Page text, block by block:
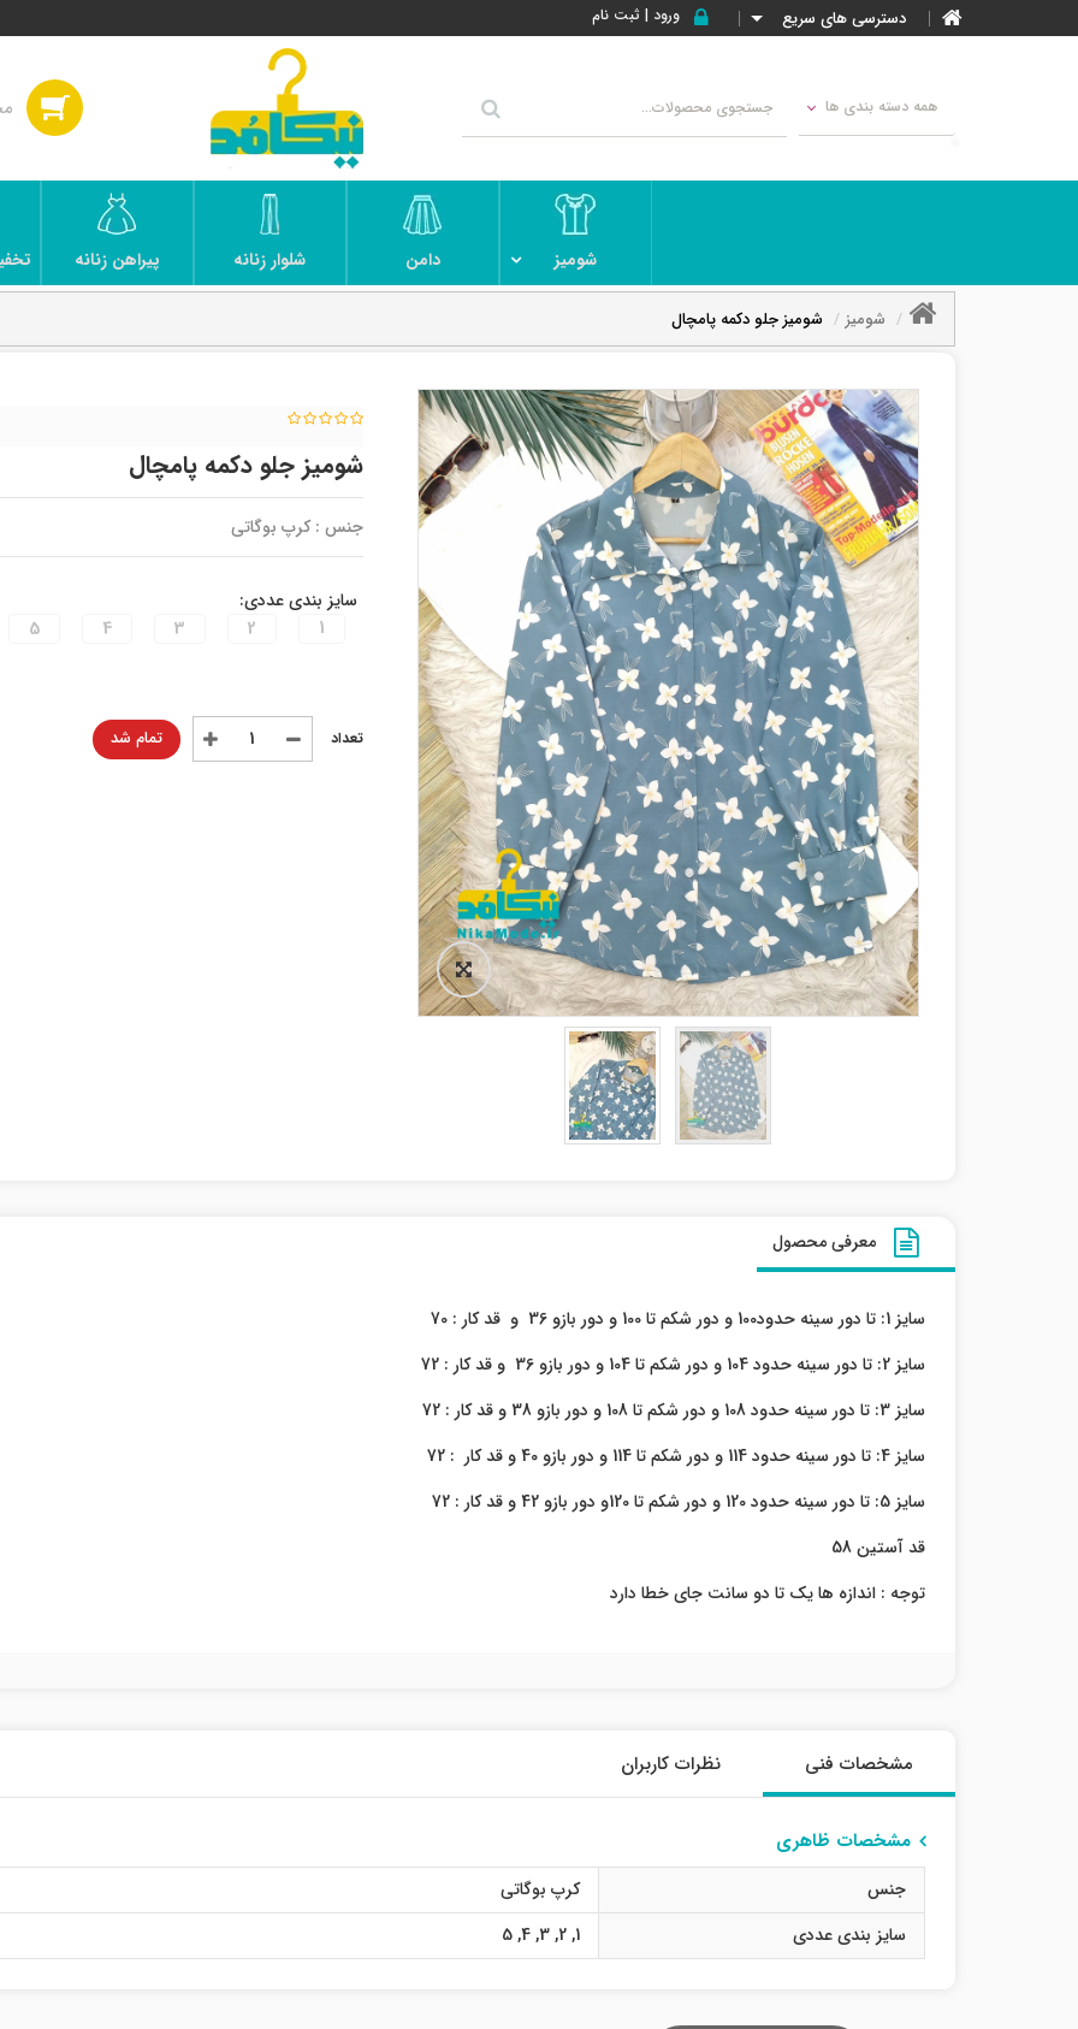
دسترسی های سریع ورود | ثبت نام
همه دسته بندی ها
شومیز دامن شلوار زنانه پیراهن زنانه
شومیز شومیز جلو دکمه پامچال
شومیز جلو دکمه پامچال
جنس : کرپ بوگاتی
سایز بندی عددی:
1
2
3
4
5
تمام شد
معرفی محصول
سایز 1: تا دور سینه حدود100 و دور شکم تا 100 و دور بازو 36 و قد کار : 70
سایز 2: تا دور سینه حدود 104 و دور شکم تا 104 و دور بازو 36 و قد کار : 72
سایز 3: تا دور سینه حدود 108 و دور شکم تا 108 و دور بازو 38 و قد کار : 72
سایز 4: تا دور سینه حدود 114 و دور شکم تا 114 و دور بازو 40 و قد کار : 72
سایز 5: تا دور سینه حدود 120 و دور شکم تا 120و دور بازو 42 و قد کار : 72
قد آستین 58
توجه : اندازه ها یک تا دو سانت جای خطا دارد
مشخصات فنی نظرات کاربران
مشخصات ظاهری
جنس
کرپ بوگاتی
سایز بندی عددی
1
,
2
,
3
,
4
,
5